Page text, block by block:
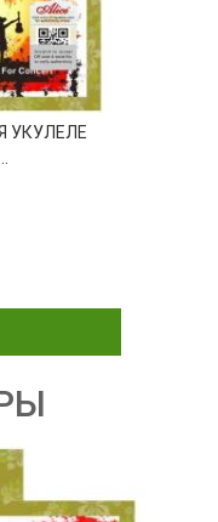
УКУЛЕЛЕ